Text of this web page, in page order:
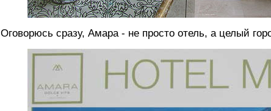
Оговорюсь сразу, Амара - не просто отель, а целый